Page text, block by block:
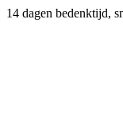
14 dagen bedenktijd,